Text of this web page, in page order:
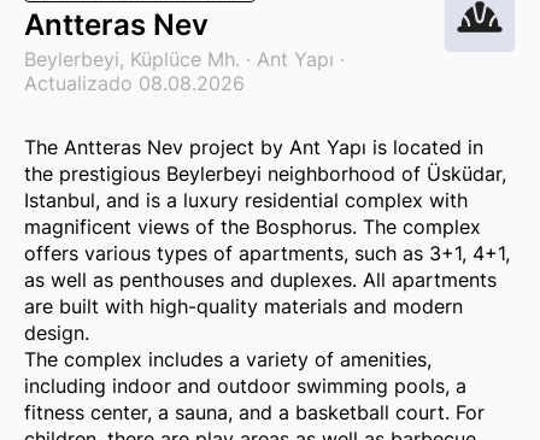
Antteras Nev
Beylerbeyi, Küplüce Mh. · Ant Yapı ·
Actualizado 08.08.2026
The Antteras Nev project by Ant Yapı is located in
the prestigious Beylerbeyi neighborhood of Üsküdar,
Istanbul, and is a luxury residential complex with
magnificent views of the Bosphorus. The complex
offers various types of apartments, such as 3+1, 4+1,
as well as penthouses and duplexes. All apartments
are built with high-quality materials and modern
design.
The complex includes a variety of amenities,
including indoor and outdoor swimming pools, a
fitness center, a sauna, and a basketball court. For